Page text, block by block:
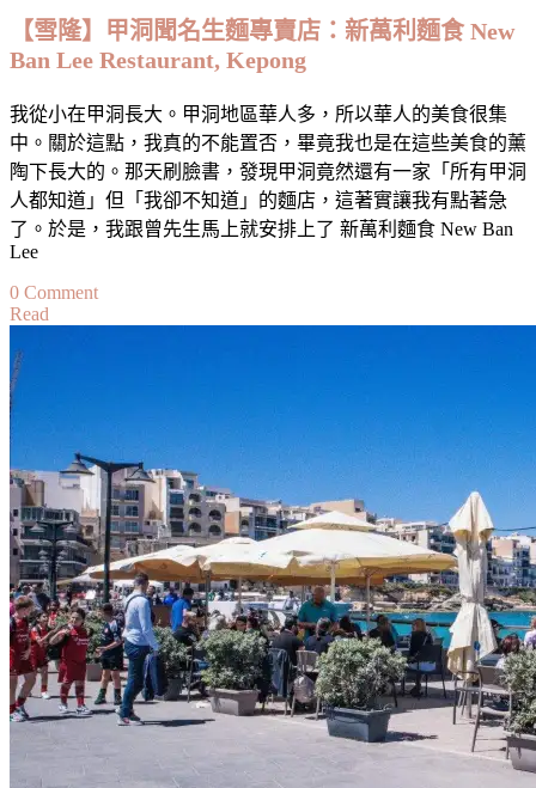
麵
鋪
Man
Noodle,
Jalan
Kuchai
Lama
【雪隆】甲洞聞名生麵專賣店：新萬利麵食 New
Ban Lee Restaurant, Kepong
我從小在甲洞長大。甲洞地區華人多，所以華人的美食很集
中。關於這點，我真的不能置否，畢竟我也是在這些美食的薰
陶下長大的。那天刷臉書，發現甲洞竟然還有一家「所有甲洞
人都知道」但「我卻不知道」的麵店，這著實讓我有點著急
了。於是，我跟曾先生馬上就安排上了 新萬利麵食 New Ban
Lee
0 Commenton
名
生
麵
專
賣
店：
新
萬
利
麵
New
Read